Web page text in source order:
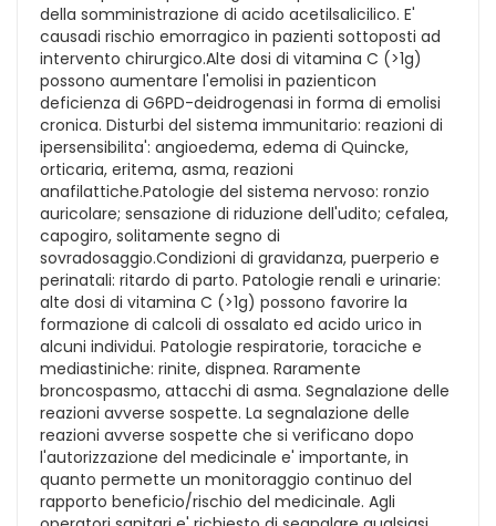
della somministrazione di acido acetilsalicilico. E'
causadi rischio emorragico in pazienti sottoposti ad
intervento chirurgico.Alte dosi di vitamina C (>1g)
possono aumentare l'emolisi in pazienticon
deficienza di G6PD-deidrogenasi in forma di emolisi
cronica. Disturbi del sistema immunitario: reazioni di
ipersensibilita': angioedema, edema di Quincke,
orticaria, eritema, asma, reazioni
anafilattiche.Patologie del sistema nervoso: ronzio
auricolare; sensazione di riduzione dell'udito; cefalea,
capogiro, solitamente segno di
sovradosaggio.Condizioni di gravidanza, puerperio e
perinatali: ritardo di parto. Patologie renali e urinarie:
alte dosi di vitamina C (>1g) possono favorire la
formazione di calcoli di ossalato ed acido urico in
alcuni individui. Patologie respiratorie, toraciche e
mediastiniche: rinite, dispnea. Raramente
broncospasmo, attacchi di asma. Segnalazione delle
reazioni avverse sospette. La segnalazione delle
reazioni avverse sospette che si verificano dopo
l'autorizzazione del medicinale e' importante, in
quanto permette un monitoraggio continuo del
rapporto beneficio/rischio del medicinale. Agli